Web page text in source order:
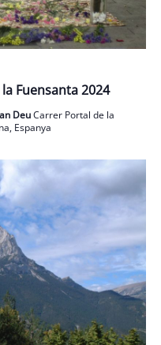
Fuensanta 2024
DeuCarrer Portal de la
Espanya